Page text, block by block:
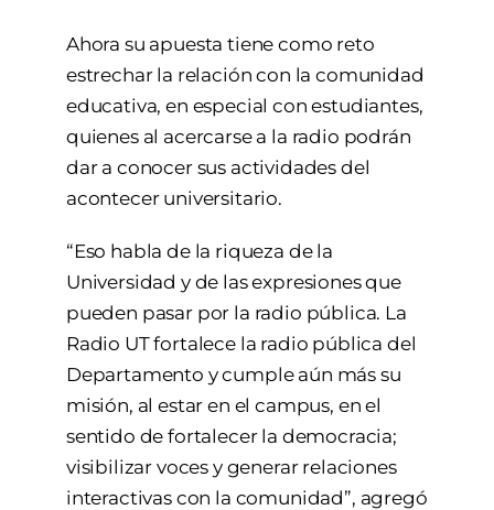
Ahora su apuesta tiene como reto
estrechar la relación con la comunidad
educativa, en especial con estudiantes,
quienes al acercarse a la radio podrán
dar a conocer sus actividades del
acontecer universitario.
“Eso habla de la riqueza de la
Universidad y de las expresiones que
pueden pasar por la radio pública. La
Radio UT fortalece la radio pública del
Departamento y cumple aún más su
misión, al estar en el campus, en el
sentido de fortalecer la democracia;
visibilizar voces y generar relaciones
interactivas con la comunidad”, agregó